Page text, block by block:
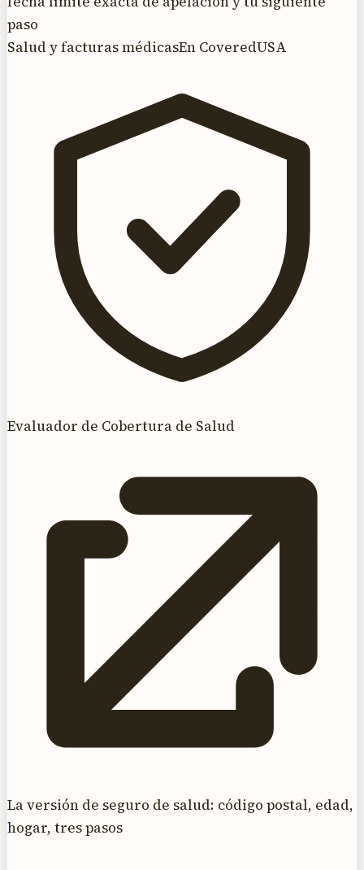
paso
Salud y facturas médicasEn CoveredUSA
Evaluador de Cobertura de Salud
La versión de seguro de salud: código postal, edad,
hogar, tres pasos